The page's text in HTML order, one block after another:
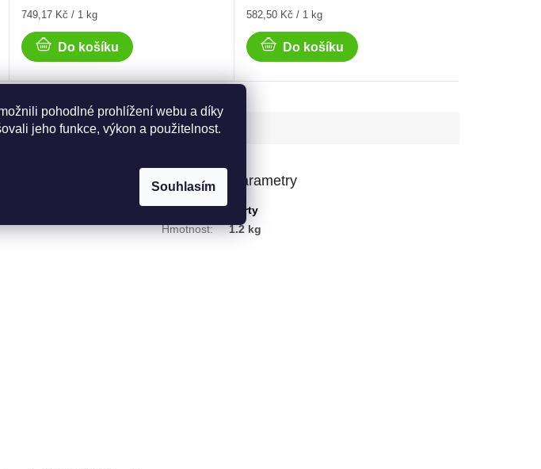
pohodlné prohlížení webu a díky
jeho funkce, výkon a použitelnost.
Souhlasím
Měrná
749,17 Kč / 1 kg
Do košíku
Měrná
582,50 Kč / 1 kg
Do košíku
Doplňkové parametry
Kategorie:
Dorty
Hmotnost: 1.2 kg